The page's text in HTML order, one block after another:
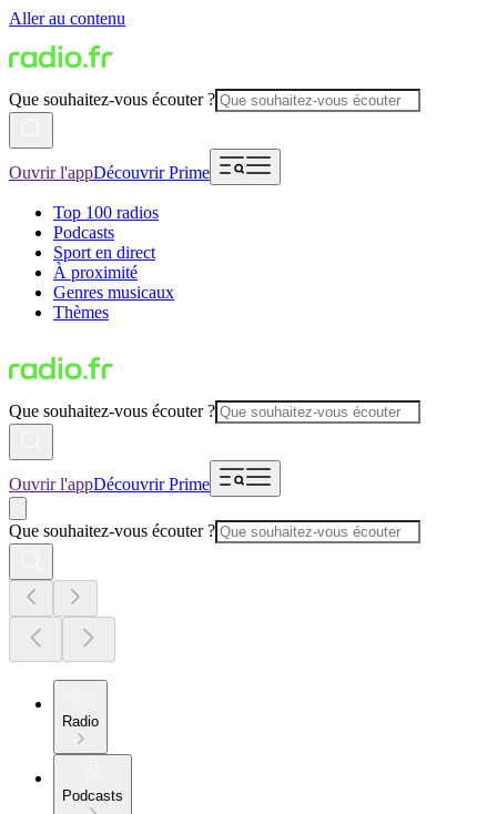
Aller au contenu
Que souhaitez-vous écouter ?
Ouvrir l'appDécouvrir Prime
Top 100 radios
Podcasts
Sport en direct
À proximité
Genres musicaux
Thèmes
Que souhaitez-vous écouter ?
Ouvrir l'appDécouvrir Prime
Que souhaitez-vous écouter ?
Radio
Podcasts